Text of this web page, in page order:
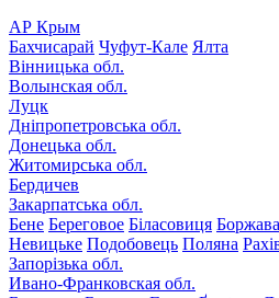
АР Крым
Бахчисарай Чуфут-Кале Ялта
Вінницька обл.
Волынская обл.
Луцк
Дніпропетровська обл.
Донецька обл.
Житомирська обл.
Бердичев
Закарпатська обл.
Бене Береговое Біласовиця Боржава
Невицьке Подобовець Поляна
Запорізька обл.
Ивано-Франковская обл.